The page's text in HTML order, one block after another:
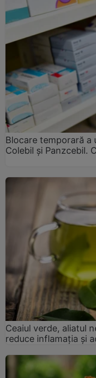
Blocare temporară a
Colebil și Panzcebil.
Ceaiul verde, aliatul
reduce inflamația și